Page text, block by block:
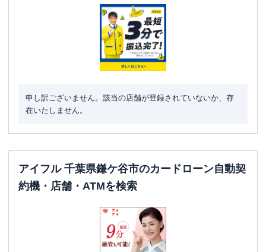
申し訳ございません。該当の店舗が登録されていないか、存
在いたしません。
アイフル 千葉県鎌ケ谷市のカードローン自動契
約機・店舗・ATMを検索